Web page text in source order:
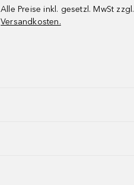
Alle Preise inkl. gesetzl. MwSt zzgl.
Versandkosten.